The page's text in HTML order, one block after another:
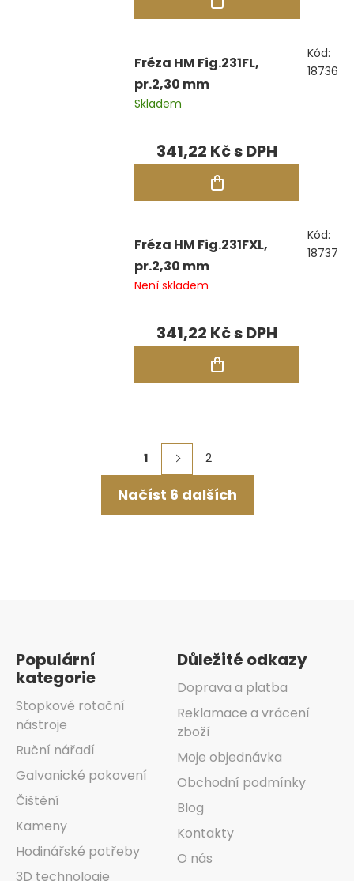
Fréza HM Fig.231FL,
pr.2,30 mm
Skladem
341,22 Kč
Kód:
18736
Fréza HM Fig.231FXL,
pr.2,30 mm
Není skladem
341,22 Kč
Kód:
18737
Ovládací
prvky
výpisu
Načíst 6 dalších
Stránkování
1 2
Populární
kategorie
Stopkové rotační
nástroje
Ruční nářadí
Galvanické pokovení
Čištění
Kameny
Hodinářské potřeby
3D technologie
Důležité odkazy
Doprava a platba
Reklamace a vrácení
zboží
Moje objednávka
Obchodní podmínky
Blog
Kontakty
O nás